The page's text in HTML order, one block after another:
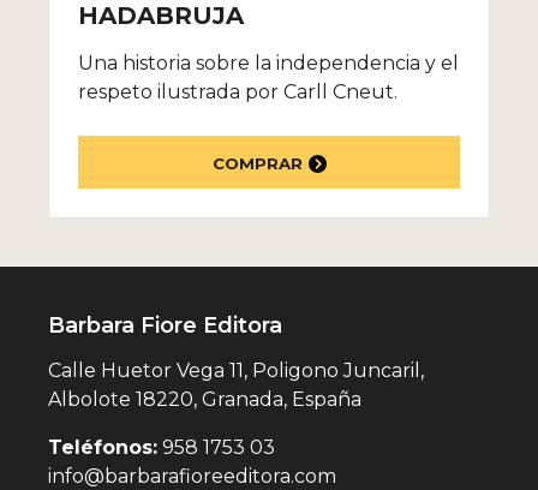
HADABRUJA
Una historia sobre la independencia y el
respeto ilustrada por Carll Cneut.
COMPRAR
Barbara Fiore Editora
Calle Huetor Vega 11, Poligono Juncaril,
Albolote 18220, Granada, España
Teléfonos: 958 1753 03
info@barbarafioreeditora.com